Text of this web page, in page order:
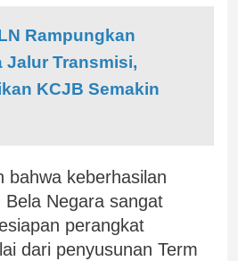
Rampungkan
Jalur Transmisi,
KCJB Semakin
bahwa keberhasilan
Negara sangat
perangkat
dari penyusunan Term